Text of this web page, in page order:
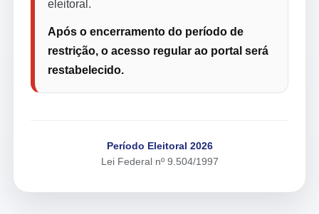
eleitoral.
Após o encerramento do período de
restrição, o acesso regular ao portal será
restabelecido.
Período Eleitoral 2026
Lei Federal nº 9.504/1997